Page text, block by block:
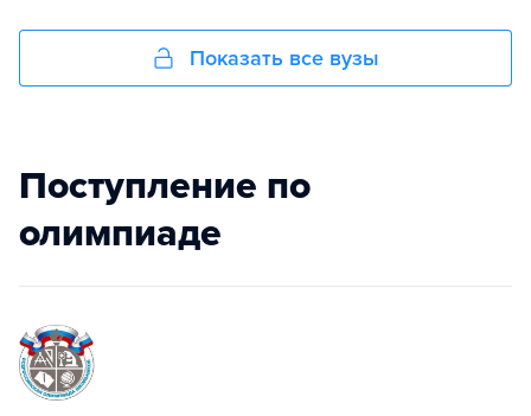
Показать все вузы
Поступление по
олимпиаде